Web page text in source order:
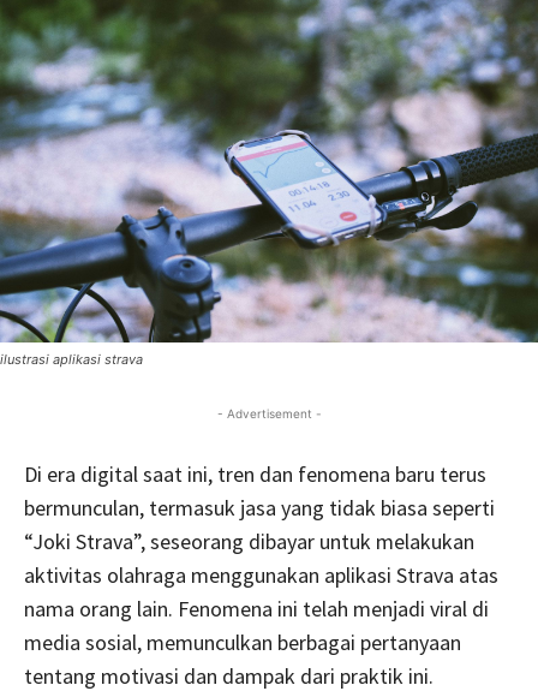
ilustrasi aplikasi strava
- Advertisement -
Di era digital saat ini, tren dan fenomena baru terus
bermunculan, termasuk jasa yang tidak biasa seperti
“Joki Strava”, seseorang dibayar untuk melakukan
aktivitas olahraga menggunakan aplikasi Strava atas
nama orang lain. Fenomena ini telah menjadi viral di
media sosial, memunculkan berbagai pertanyaan
tentang motivasi dan dampak dari praktik ini.